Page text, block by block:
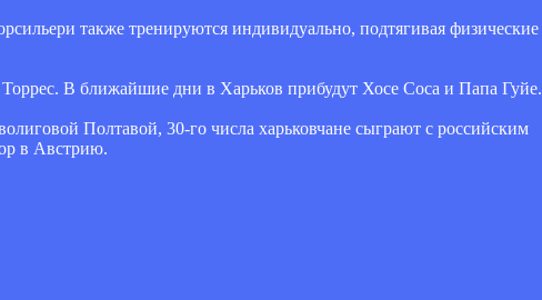
также тренируются индивидуально, подтягивая физические
В ближайшие дни в Харьков прибудут Хосе Соса и Папа Гуйе.
Полтавой, 30-го числа харьковчане сыграют с российским
в Австрию.